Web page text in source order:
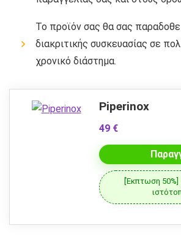
Το προϊόν σας θα σας
διακριτικής συσκευασίας σε
χρονικό διάστημα.
Piperinox
49 €
[Έκπτωση 50%]